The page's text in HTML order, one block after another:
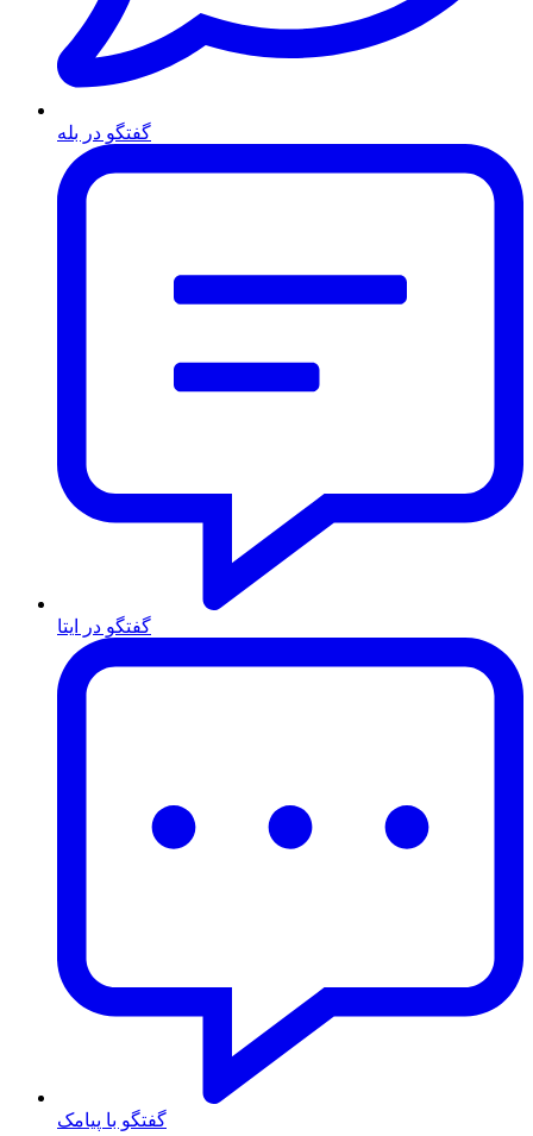
گفتگو در بله
گفتگو در ایتا
گفتگو با پیامک